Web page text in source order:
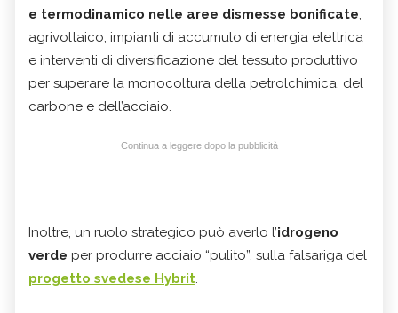
e termodinamico nelle aree dismesse bonificate,
agrivoltaico, impianti di accumulo di energia elettrica
e interventi di diversificazione del tessuto produttivo
per superare la monocoltura della petrolchimica, del
carbone e dell’acciaio.
Continua a leggere dopo la pubblicità
Inoltre, un ruolo strategico può averlo l’idrogeno
verde per produrre acciaio “pulito”, sulla falsariga del
progetto svedese Hybrit.